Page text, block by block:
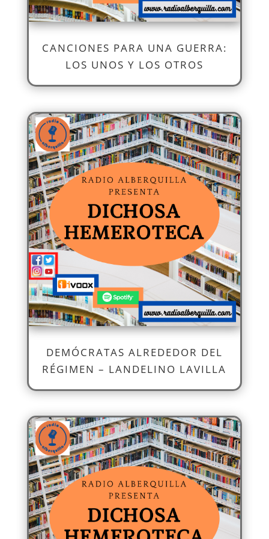
CANCIONES PARA UNA GUERRA:
LOS UNOS Y LOS OTROS
DEMÓCRATAS ALREDEDOR DEL
RÉGIMEN – LANDELINO LAVILLA